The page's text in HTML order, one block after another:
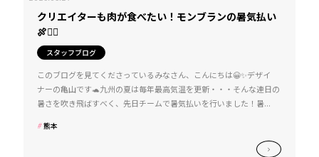
クリエイターも肉が食べたい！モンブランの暑気払い
🍖❤️‍🔥
スタッフブログ
このブログを見てくださっているみなさん、こんにちは😀✨デザイ
ナーの亀山です🐢九州の夏は毎年最高気温を更新・・・そんな連日の
暑さを吹き飛ばすべく、先日チームで暑気払いを行いました！暑...
熊本